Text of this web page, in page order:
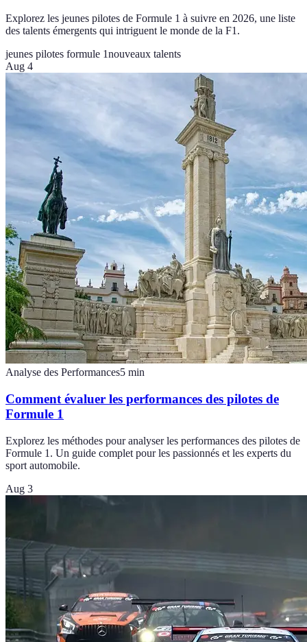
Explorez les jeunes pilotes de Formule 1 à suivre en 2026, une liste
des talents émergents qui intriguent le monde de la F1.
jeunes pilotes formule 1nouveaux talents
Aug 4
Analyse des Performances5 min
Comment évaluer les performances des pilotes de
Formule 1
Explorez les méthodes pour analyser les performances des pilotes de
Formule 1. Un guide complet pour les passionnés et les experts du
sport automobile.
Aug 3